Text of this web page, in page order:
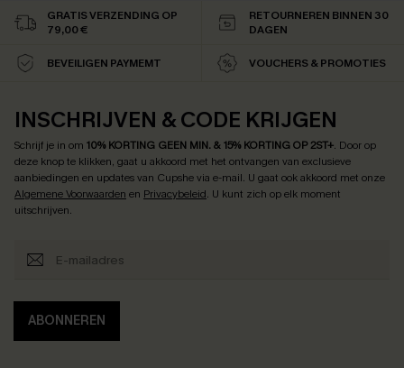
GRATIS VERZENDING OP
79,00 €
RETOURNEREN BINNEN 30
DAGEN
BEVEILIGEN PAYMEMT VOUCHERS & PROMOTIES
INSCHRIJVEN & CODE KRIJGEN
Schrijf je in om 10% KORTING GEEN MIN. & 15% KORTING OP 2ST+. Door op
deze knop te klikken, gaat u akkoord met het ontvangen van exclusieve
aanbiedingen en updates van Cupshe via e-mail. U gaat ook akkoord met onze
Algemene Voorwaarden en Privacybeleid. U kunt zich op elk moment
uitschrijven.
ABONNEREN